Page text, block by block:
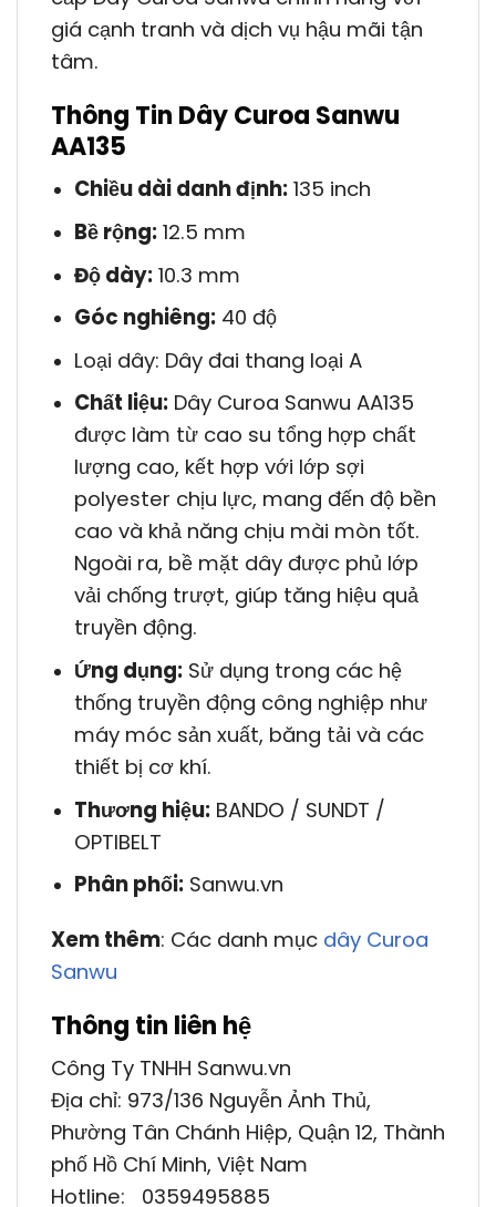
giá cạnh tranh và dịch vụ hậu mãi tận
tâm.
Thông Tin Dây Curoa Sanwu
AA135
Chiều dài danh định:135 inch
Bề rộng:12.5 mm
Độ dày:10.3 mm
Góc nghiêng:40 độ
Loại dây: Dây đai thang loại A
Chất liệu:Dây Curoa Sanwu AA135
được làm từ cao su tổng hợp chất
lượng cao, kết hợp với lớp sợi
polyester chịu lực, mang đến độ bền
cao và khả năng chịu mài mòn tốt.
Ngoài ra, bề mặt dây được phủ lớp
vải chống trượt, giúp tăng hiệu quả
truyền động.
Ứng dụng:Sử dụng trong các hệ
thống truyền động công nghiệp như
máy móc sản xuất, băng tải và các
thiết bị cơ khí.
Thương hiệu:BANDO / SUNDT /
OPTIBELT
Phân phối:Sanwu.vn
Xem thêm: Các danh mục dây Curoa
Sanwu
Thông tin liên hệ
Công Ty TNHH Sanwu.vn
Địa chỉ: 973/136 Nguyễn Ảnh Thủ,
Phường Tân Chánh Hiệp, Quận 12, Thành
phố Hồ Chí Minh, Việt Nam
Hotline: 0359495885